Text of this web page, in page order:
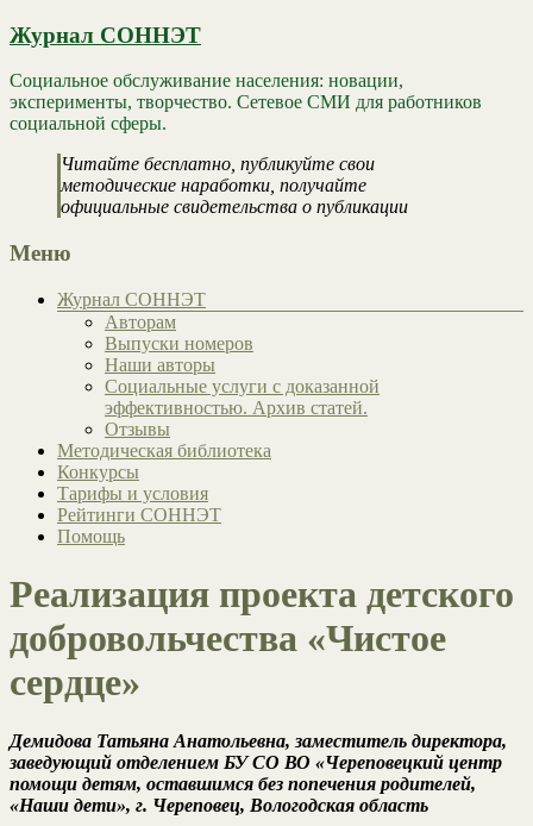
Журнал СОННЭТ
Социальное обслуживание населения: новации,
эксперименты, творчество. Сетевое СМИ для работников
социальной сферы.
Читайте бесплатно, публикуйте свои
методические наработки, получайте
официальные свидетельства о публикации
Меню
Журнал СОННЭТ
Авторам
Выпуски номеров
Наши авторы
Социальные услуги с доказанной
эффективностью. Архив статей.
Отзывы
Методическая библиотека
Конкурсы
Тарифы и условия
Рейтинги СОННЭТ
Помощь
Реализация проекта детского
добровольчества «Чистое
сердце»
Демидова Татьяна Анатольевна, заместитель директора,
заведующий отделением БУ СО ВО «Череповецкий центр
помощи детям, оставшимся без попечения родителей,
«Наши дети», г. Череповец, Вологодская область